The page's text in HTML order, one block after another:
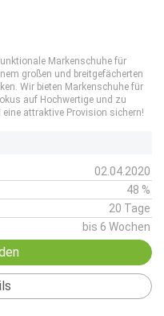
Markenschuhe für
großen und breitgefächerten
Wir bieten Markenschuhe für
auf Hochwertige und zu
eine attraktive Provision sichern!
02.04.2020
48 %
20 Tage
bis 6 Wochen